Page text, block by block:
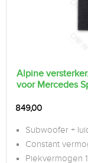
Alpine
voor Mercedes
849,00
Subwoofer +
Constant
Piekvermogen